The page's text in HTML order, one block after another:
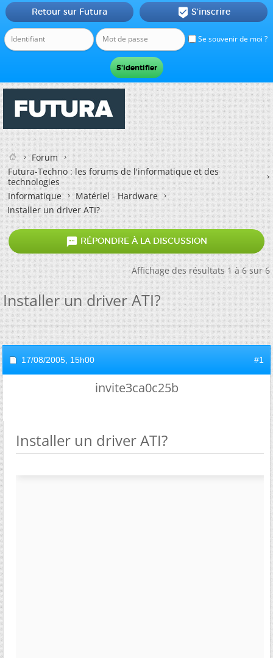
Se souvenir de moi ?
Retour sur Futura  S'inscrire
Forum
Futura-Techno : les forums de l'informatique et des
technologies
Informatique
Matériel - Hardware
Installer un driver ATI?
 RÉPONDRE À LA DISCUSSION
Affichage des résultats 1 à 6 sur 6
Installer un driver ATI?
17/08/2005, 15h00 #1
invite3ca0c25b
Installer un driver ATI?